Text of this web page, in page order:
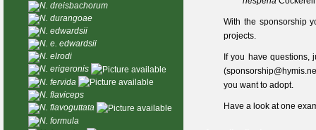
With the sponsorship
projects.
If you have
(
you want to adopt.
Have a look at one
N. dreisbachorum
N. durangoae
N. edwardsii
N. e. edwardsii
N. elrodi
N. erigeronis
N. fervida
N. flaviceps
N. flavoguttata
N. formula